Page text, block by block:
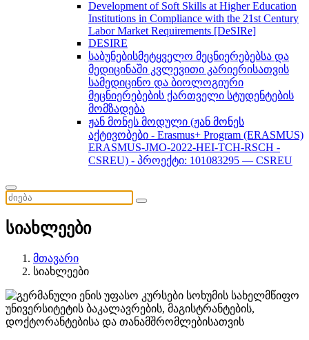
Development of Soft Skills at Higher Education
Institutions in Compliance with the 21st Century
Labor Market Requirements [DeSIRe]
DESIRE
საბუნებისმეტყველო მეცნიერებებსა და
მედიცინაში კვლევითი კარიერისათვის
სამედიცინო და ბიოლოგიური
მეცნიერებების ქართველი სტუდენტების
მომზადება
ჟან მონეს მოდული (ჟან მონეს
აქტივობები - Erasmus+ Program (ERASMUS)
ERASMUS-JMO-2022-HEI-TCH-RSCH -
CSREU) - პროექტი: 101083295 — CSREU
სიახლეები
მთავარი
სიახლეები